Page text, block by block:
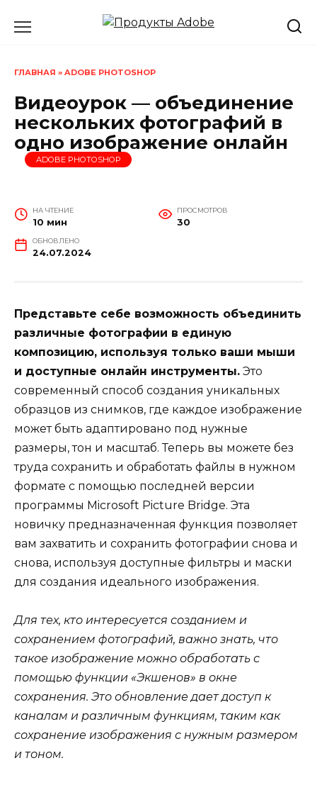
ГЛАВНАЯ » ADOBE PHOTOSHOP
Видеоурок — объединение
нескольких фотографий в
одно изображение онлайн
ADOBE PHOTOSHOP
НА ЧТЕНИЕ
10 мин
ПРОСМОТРОВ
30
ОБНОВЛЕНО
24.07.2024
Представьте себе возможность объединить
различные фотографии в единую
композицию, используя только ваши мыши
и доступные онлайн инструменты. Это
современный способ создания уникальных
образцов из снимков, где каждое изображение
может быть адаптировано под нужные
размеры, тон и масштаб. Теперь вы можете без
труда сохранить и обработать файлы в нужном
формате с помощью последней версии
программы Microsoft Picture Bridge. Эта
новичку предназначенная функция позволяет
вам захватить и сохранить фотографии снова и
снова, используя доступные фильтры и маски
для создания идеального изображения.
Для тех, кто интересуется созданием и
сохранением фотографий, важно знать, что
такое изображение можно обработать с
помощью функции «Экшенов» в окне
сохранения. Это обновление дает доступ к
каналам и различным функциям, таким как
сохранение изображения с нужным размером
и тоном.